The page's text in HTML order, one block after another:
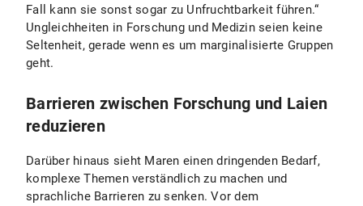
Fall kann sie sonst sogar zu Unfruchtbarkeit führen.“
Ungleichheiten in Forschung und Medizin seien keine
Seltenheit, gerade wenn es um marginalisierte Gruppen
geht.
Barrieren zwischen Forschung und Laien
reduzieren
Darüber hinaus sieht Maren einen dringenden Bedarf,
komplexe Themen verständlich zu machen und
sprachliche Barrieren zu senken. Vor dem